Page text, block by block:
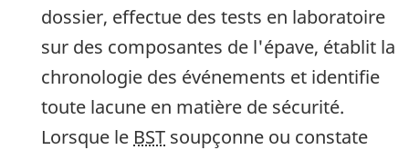
dossier, effectue des tests en laboratoire
sur des composantes de l'épave, établit la
chronologie des événements et identifie
toute lacune en matière de sécurité.
Lorsque le BST soupçonne ou constate